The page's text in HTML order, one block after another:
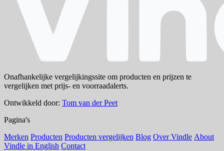
Onafhankelijke vergelijkingssite om producten en prijzen te
vergelijken met prijs- en voorraadalerts.
Ontwikkeld door: Tom van der Peet
Pagina's
Merken Producten Producten vergelijken Blog Over Vindle About
Vindle in English Contact